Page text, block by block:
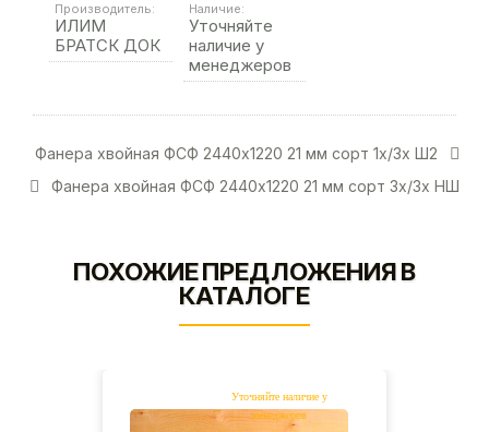
Производитель:
ИЛИМ
БРАТСК ДОК
Наличие:
Уточняйте
наличие у
менеджеров
Фанера хвойная ФСФ 2440х1220 21 мм сорт 1х/3х Ш2
Фанера хвойная ФСФ 2440х1220 21 мм сорт 3х/3х НШ
ПОХОЖИЕ ПРЕДЛОЖЕНИЯ В
КАТАЛОГЕ